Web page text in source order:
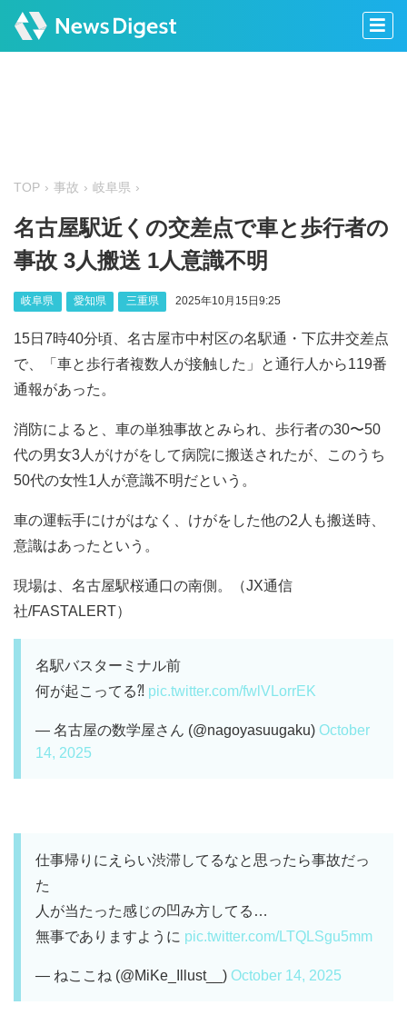
TOP 事故 岐阜県
名古屋駅近くの交差点で車と歩行者の
事故 3人搬送 1人意識不明
岐阜県 愛知県 三重県 2025年10月15日9:25
15日7時40分頃、名古屋市中村区の名駅通・下広井交差点
で、「車と歩行者複数人が接触した」と通行人から119番
通報があった。
消防によると、車の単独事故とみられ、歩行者の30〜50
代の男女3人がけがをして病院に搬送されたが、このうち
50代の女性1人が意識不明だという。
車の運転手にけがはなく、けがをした他の2人も搬送時、
意識はあったという。
現場は、名古屋駅桜通口の南側。（JX通信
社/FASTALERT）
名駅バスターミナル前
何が起こってる⁈ pic.twitter.com/fwlVLorrEK
— 名古屋の数学屋さん (@nagoyasuugaku) October
14, 2025
仕事帰りにえらい渋滞してるなと思ったら事故だっ
た
人が当たった感じの凹み方してる…
無事でありますように pic.twitter.com/LTQLSgu5mm
— ねここね (@MiKe_Illust__) October 14, 2025